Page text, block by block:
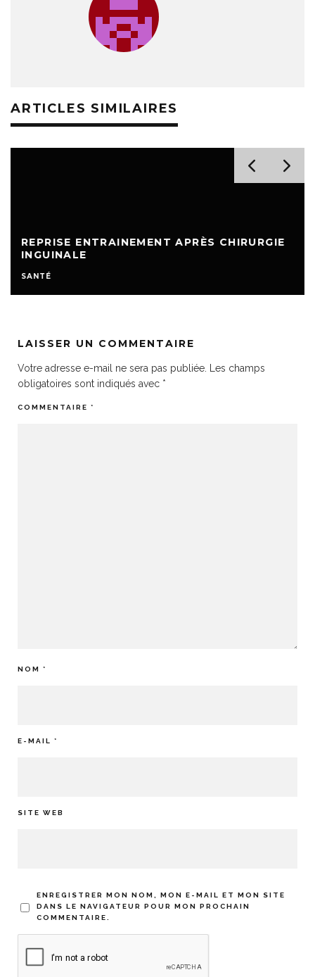
ARTICLES SIMILAIRES
REPRISE ENTRAINEMENT APRÈS CHIRURGIE
INGUINALE
SANTÉ
LAISSER UN COMMENTAIRE
Votre adresse e-mail ne sera pas publiée.
Les champs
obligatoires sont indiqués avec *
COMMENTAIRE *
NOM *
E-MAIL *
SITE WEB
ENREGISTRER MON NOM, MON E-MAIL ET MON SITE
DANS LE NAVIGATEUR POUR MON PROCHAIN
COMMENTAIRE.